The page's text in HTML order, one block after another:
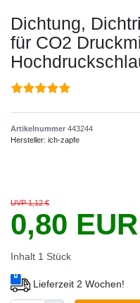
Dichtung,
für CO2
Artikelnummer 443244
Hersteller: ich-zapfe
UVP 1,12 €
0,80 EUR
Inhalt 1 Stück
Lieferzeit 2 Wochen!